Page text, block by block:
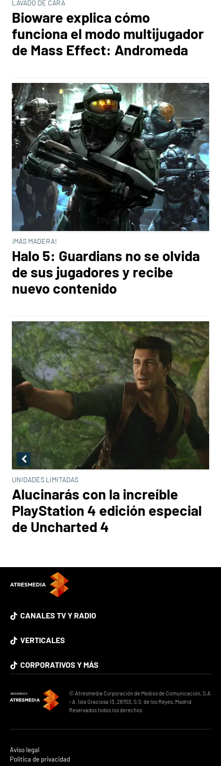
LAVADO DE CARA
Bioware explica cómo
funciona el modo multijugador
de Mass Effect: Andromeda
¡MÁS MADERA!
Halo 5: Guardians no se olvida
de sus jugadores y recibe
nuevo contenido
UNIDADES LIMITADAS
Alucinarás con la increíble
PlayStation 4 edición especial
de Uncharted 4
CANALES TV Y RADIO
VERTICALES
CORPORATIVOS Y MÁS
© Atresmedia Corporación de Medios de Comunicación, S.A
- A. Isla Graciosa 13, 28703, S.S. de los Reyes, Madrid.
Reservados todos los derechos
Aviso legal
Política de privacidad